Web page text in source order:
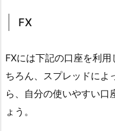
FX
FXには下記の口座を利
ちろん、スプレッドによ
ら、自分の使いやすい口
ょう。